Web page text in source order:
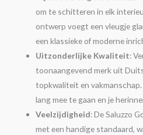
om te schitteren in elk
ontwerp voegt een vleugje
een klassieke of moderne
Uitzonderlijke Kwaliteit:
toonaangevend merk uit
topkwaliteit en
lang mee te gaan en je
Veelzijdigheid: De Saluzzo
met een handige standaard,